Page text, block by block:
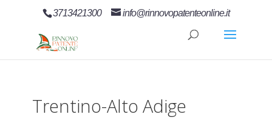
3713421300 info@rinnovopatenteonline.it
Trentino-Alto Adige